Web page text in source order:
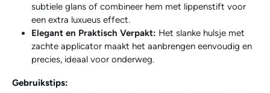
subtiele glans of combineer hem met lippenstift voor
een extra luxueus effect.
Elegant en Praktisch Verpakt: Het slanke hulsje met
zachte applicator maakt het aanbrengen eenvoudig en
precies, ideaal voor onderweg.
Gebruikstips: